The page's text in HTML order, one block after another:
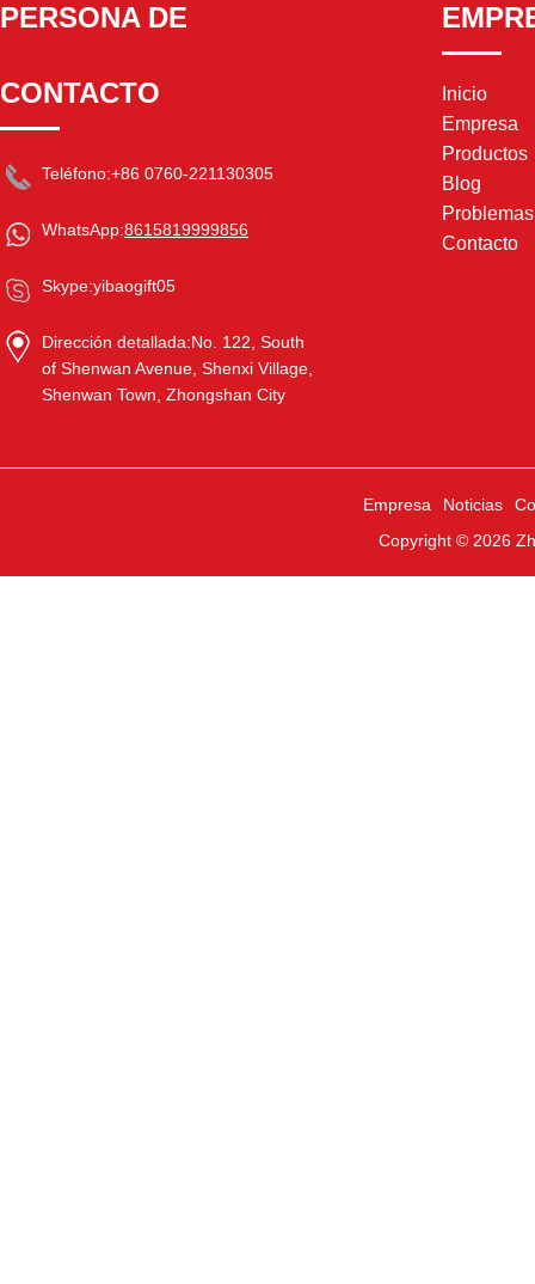
PERSONA DE
CONTACTO
Teléfono:+86 0760-221130305
WhatsApp:8615819999856
Skype:yibaogift05
Dirección detallada:No. 122, South
of Shenwan Avenue, Shenxi Village,
Shenwan Town, Zhongshan City
Inicio
Empresa
Productos
Blog
Contacto
Empresa Noticias
Copyright © 2026